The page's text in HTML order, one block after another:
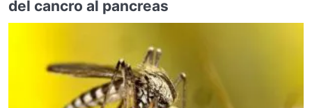
del cancro al pancreas